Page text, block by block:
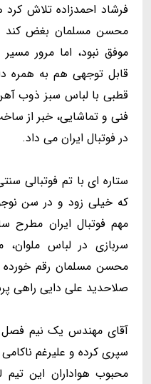
فرشاد احمدزاده تلاش
محسن مسلمان بغض کند
موفق نبود، اما مرور
قابل توجهی هم به همره
قطبی با لباس سبز ذوب
فنی و تماشایی، خبر از
در فوتبال ایران می داد.
که خیلی زود و در سن
مهم فوتبال ایران مطرح
سربازی در لباس ملوان،
محسن مسلمان رقم
صلاحدید علی دایی راهی
آقای مهندس یک نیم فصل
سپری کرده و علیرغم
محبوب هواداران این